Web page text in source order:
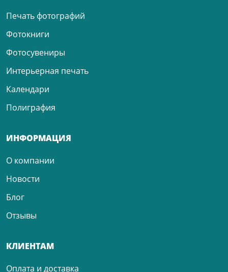
Печать фотографий
Фотокниги
Фотосувениры
Интерьерная печать
Календари
Полиграфия
ИНФОРМАЦИЯ
О компании
Новости
Блог
Отзывы
КЛИЕНТАМ
Оплата и доставка